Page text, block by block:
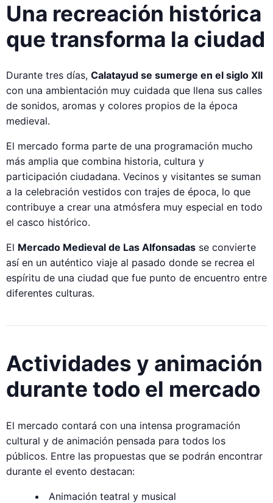
Una recreación histórica
que transforma la ciudad
Durante tres días, Calatayud se sumerge en el siglo XII
con una ambientación muy cuidada que llena sus calles
de sonidos, aromas y colores propios de la época
medieval.
El mercado forma parte de una programación mucho
más amplia que combina historia, cultura y
participación ciudadana. Vecinos y visitantes se suman
a la celebración vestidos con trajes de época, lo que
contribuye a crear una atmósfera muy especial en todo
el casco histórico.
El Mercado Medieval de Las Alfonsadas se convierte
así en un auténtico viaje al pasado donde se recrea el
espíritu de una ciudad que fue punto de encuentro entre
diferentes culturas.
Actividades y animación
durante todo el mercado
El mercado contará con una intensa programación
cultural y de animación pensada para todos los
públicos. Entre las propuestas que se podrán encontrar
durante el evento destacan:
Animación teatral y musical